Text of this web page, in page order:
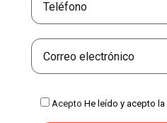
Acepto He leído y acepto la